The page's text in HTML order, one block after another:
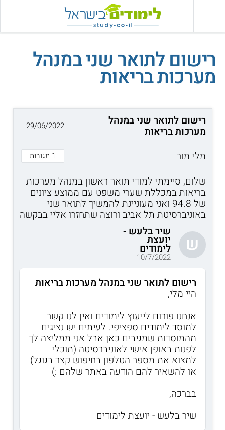
רישום לתואר שני במנהל
מערכות בריאות
רישום לתואר שני במנהל
מערכות בריאות
מלי מור
1 תגובות
29/06/2022
שלום, סיימתי למודי תואר ראשון במנהל מערכות
בריאות במכללת שערי משפט עם ממוצע ציונים
של 94.8 ואני מעוניינת להמשיך לתואר שני
באוניברסיטת תל אביב ורוצה שתחזרו אליי בבקשה
ש
שיר בלעש -
יועצת
לימודים
10/7/2022
רישום לתואר שני במנהל מערכות בריאות
היי מלי,
אנחנו פורום לייעוץ לימודים ואין לנו קשר
למוסד לימודים ספציפי. לעיתים יש נציגים
מהמוסדות שמגיבים כאן אבל אני ממליצה לך
לפנות באופן אישי לאוניברסיטה (תוכלי
למצוא את מספר הטלפון בחיפוש קצר בגוגל)
או להשאיר להם הודעה באתר שלהם :)
בברכה,
שיר בלעש - יועצת לימודים